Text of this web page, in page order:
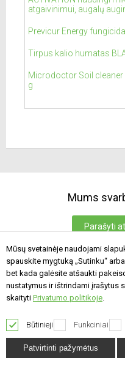
atgaivinimui, augalų
Previcur Energy
Tirpus kalio humatas
Microdoctor Soil cleaner
g
Mums
Parašyti
Sutinku
naujienas.
Mūsų svetainėje naudojami
spauskite mygtuką „Sutinku“
bet kada galėsite atšaukti
nustatymus ir ištrindami įrašytus
skaityti Privatumo politikoje.
Būtinieji Funkciniai
Patvirtinti pažymėtus